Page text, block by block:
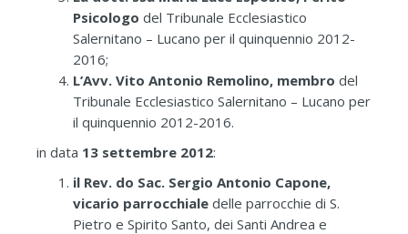
Psicologo del Tribunale Ecclesiastico
Salernitano – Lucano per il quinquennio 2012-
2016;
L’Avv. Vito Antonio Remolino, membro del
Tribunale Ecclesiastico Salernitano – Lucano per
il quinquennio 2012-2016.
in data 13 settembre 2012:
il Rev. do Sac. Sergio Antonio Capone,
vicario parrocchiale delle parrocchie di S.
Pietro e Spirito Santo, dei Santi Andrea e